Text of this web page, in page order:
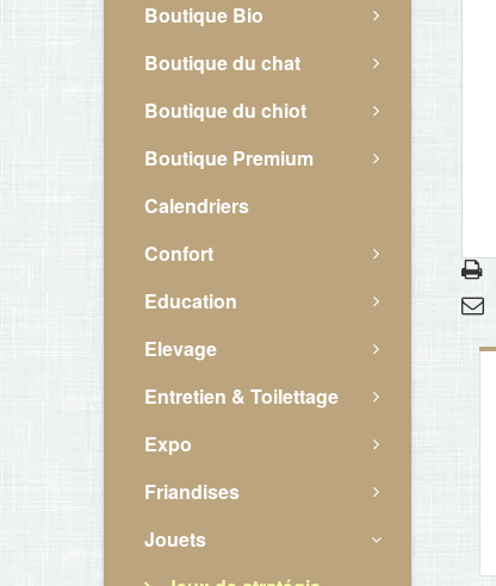
Boutique Bio
Boutique du chat
Boutique du chiot
Boutique Premium
Calendriers
Confort
Education
Elevage
Entretien & Toilettage
Expo
Friandises
Jouets